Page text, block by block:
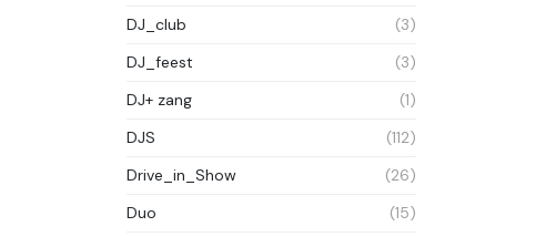
DJ_club
(3)
DJ_feest
(3)
DJ+ zang
(1)
DJS
(112)
Drive_in_Show
(26)
Duo
(15)